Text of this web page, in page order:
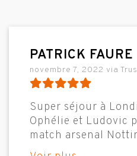
PATRICK FAURE
novembre 7, 2022 via
Super séjour à
Ophélie et Ludovic
match arsenal